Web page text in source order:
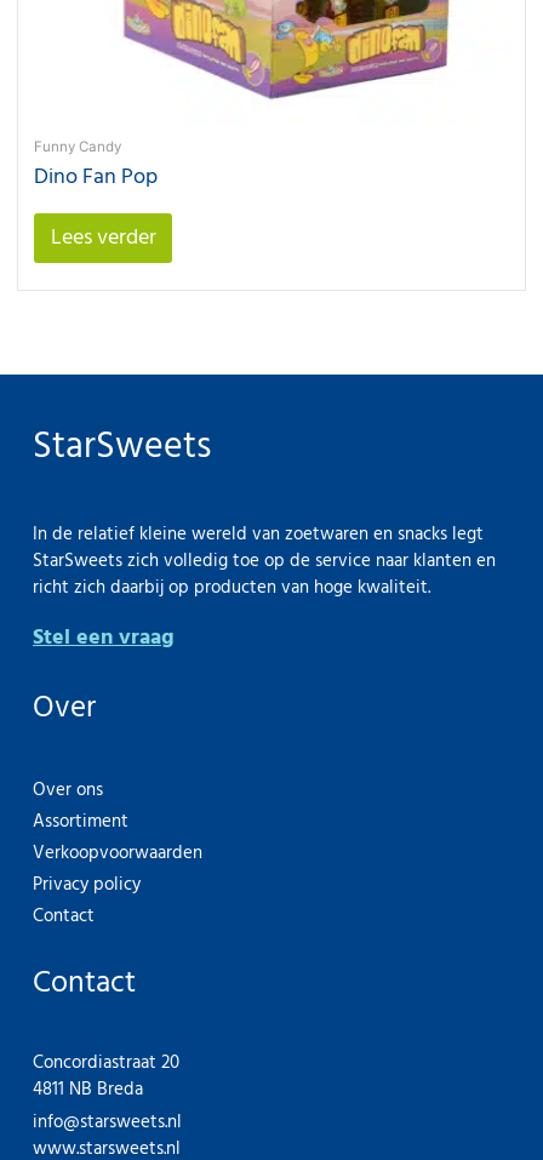
Funny Candy
Dino Fan Pop
Lees verder
StarSweets
In de relatief kleine wereld van zoetwaren en snacks legt
StarSweets zich volledig toe op de service naar klanten en
richt zich daarbij op producten van hoge kwaliteit.
Stel een vraag
Over
Over ons
Assortiment
Verkoopvoorwaarden
Privacy policy
Contact
Contact
Concordiastraat 20
4811 NB Breda
info@starsweets.nl
www.starsweets.nl